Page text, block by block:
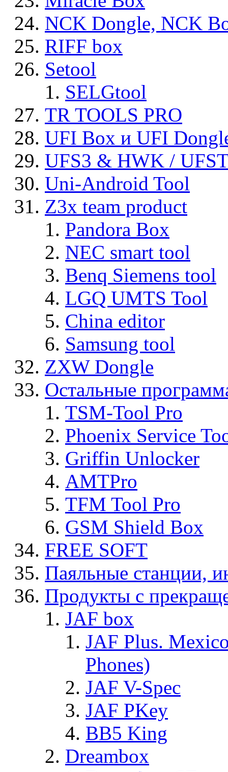
NCK Dongle, NCK
RIFF box
Setool
SELGtool
TR TOOLS PRO
UFI Box и UFI
UFS3 & HWK /
Uni-Android Tool
Z3x team product
Pandora Box
NEC smart tool
Benq Siemens tool
LGQ UMTS Tool
China editor
Samsung tool
ZXW Dongle
Остальные
TSM-Tool Pro
Phoenix Service
Griffin Unlocker
AMTPro
TFM Tool Pro
GSM Shield Box
FREE SOFT
Паяльные станции,
Продукты с
JAF box
JAF Plus.
Phones)
JAF V-Spec
JAF PKey
BB5 King
Dreambox